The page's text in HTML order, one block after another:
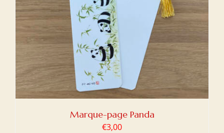
Marque-page Panda
€3,00